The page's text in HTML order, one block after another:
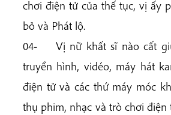
chơi điện tử của thế tục, vị ấy
bỏ và Phát lộ.
04- Vị nữ khất sĩ nào cất
truyền hình, vidéo, máy hát
điện tử và các thứ máy móc
thụ phim, nhạc và trò chơi điện